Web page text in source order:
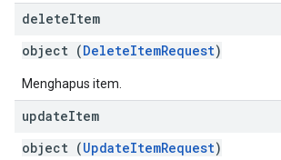
deleteItem
object (DeleteItemRequest)
Menghapus item.
updateItem
object (UpdateItemRequest)